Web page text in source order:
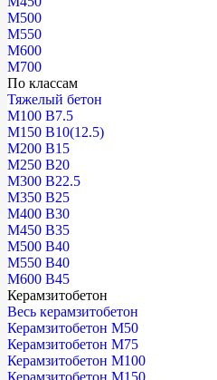
М500
М550
М600
М700
По классам
Тяжелый бетон
М100 В7.5
М150 В10(12.5)
М200 В15
М250 В20
М300 В22.5
М350 В25
М400 В30
М450 В35
М500 В40
М550 В40
М600 В45
Керамзитобетон
Весь керамзитобетон
Керамзитобетон М50
Керамзитобетон М75
Керамзитобетон М100